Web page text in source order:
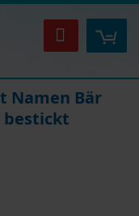
Suche
Namen Bär
bestickt